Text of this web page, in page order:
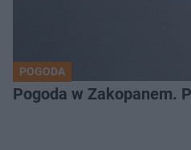
POGODA
Pogoda w Zakopanem.